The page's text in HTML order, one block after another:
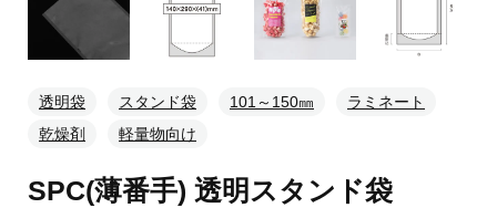
透明袋 スタンド袋 101～150㎜
ラミネート
乾燥剤
軽量物向け
SPC(薄番手) 透明スタンド袋